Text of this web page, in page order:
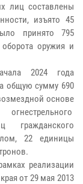
лиц составлены
изъято 45
принято 795
оружия и
2024 года
общую сумму 690
основе
гражданского
22 единицы
реализации
от 29 мая 2013